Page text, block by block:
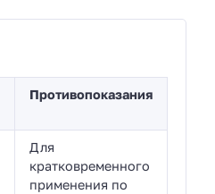
Противопоказания
Для
кратковременного
применения по